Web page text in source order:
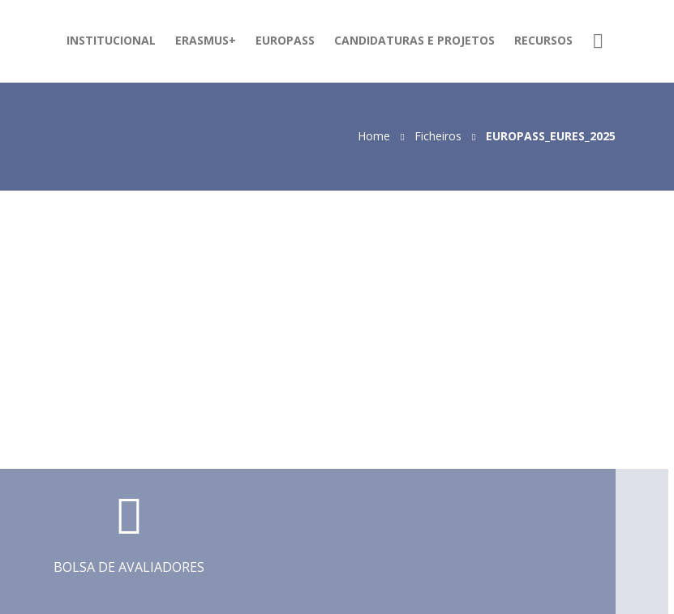
INSTITUCIONAL ERASMUS+ EUROPASS CANDIDATURAS E PROJETOS RECURSOS
Home Ficheiros EUROPASS_EURES_2025
BOLSA DE AVALIADORES